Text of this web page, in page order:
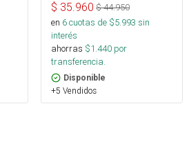
$ 35.960 $44.950
en 6cuotas de $5.993 sin
interés
ahorras $1.440 por
transferencia.
Disponible
+5 Vendidos